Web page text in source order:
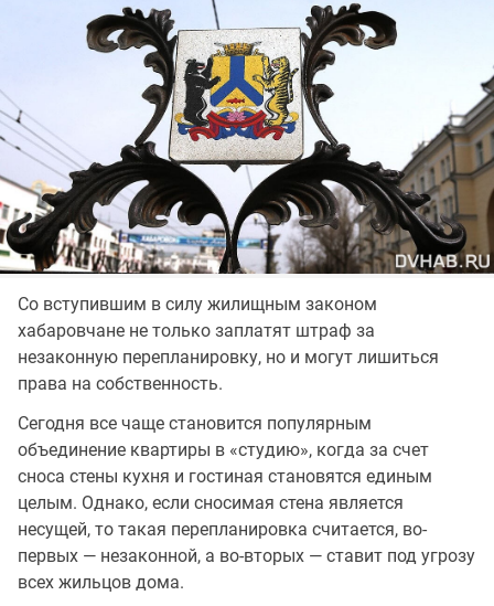
Со вступившим в силу жилищным законом
хабаровчане не только заплатят штраф за
незаконную перепланировку, но и могут лишиться
права на собственность.
Сегодня все чаще становится популярным
объединение квартиры в «студию», когда за счет
сноса стены кухня и гостиная становятся единым
целым. Однако, если сносимая стена является
несущей, то такая перепланировка считается, во-
первых — незаконной, а во-вторых — ставит под угрозу
всех жильцов дома.